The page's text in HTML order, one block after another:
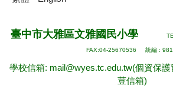
臺中市大雅區文雅國民小學
FAX:04-25670536 統編 :
學校信箱: mail@wyes.tc.edu.tw(個資保
荳信箱)